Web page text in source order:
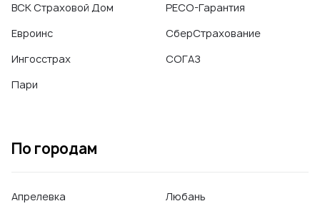
ВСК Страховой Дом
Евроинс
Ингосстрах
Пари
РЕСО-Гарантия
СберСтрахование
СОГАЗ
По городам
Апрелевка
Любань